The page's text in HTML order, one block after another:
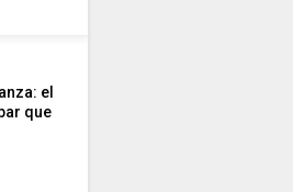
el
que